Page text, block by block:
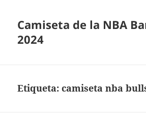
Camiseta de la NBA
2024
Etiqueta:camiseta nba